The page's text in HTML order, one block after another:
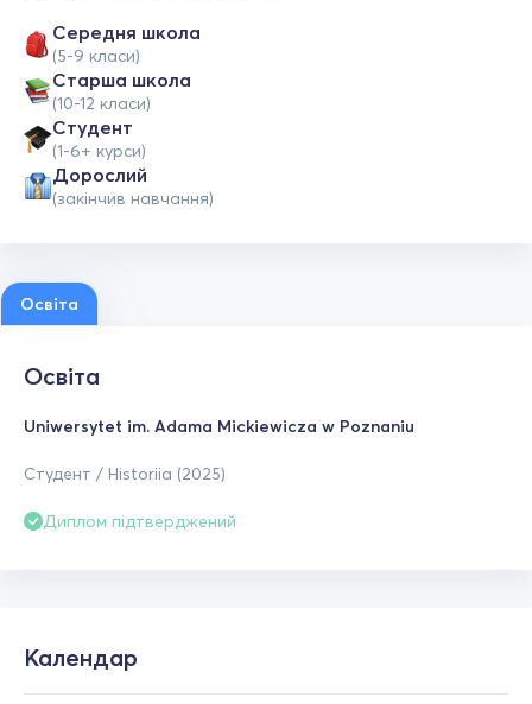
Середня школа
(5-9 класи)
Старша школа
(10-12 класи)
Студент
(1-6+ курси)
Дорослий
(закінчив навчання)
Освіта
Освіта
Uniwersytet im. Adama Mickiewicza w Poznaniu
Студент / Historiia (2025)
Диплом підтверджений
Календар